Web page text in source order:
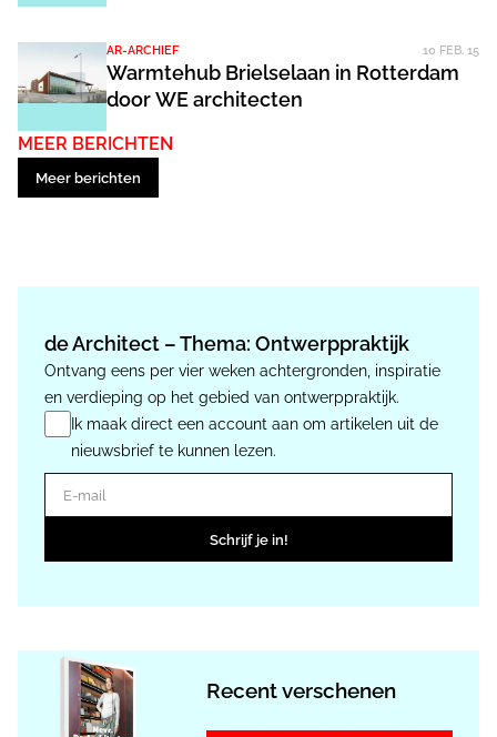
AR-ARCHIEF 10 FEB. 15
Warmtehub Brielselaan in Rotterdam
door WE architecten
MEER BERICHTEN
Meer berichten
de Architect – Thema: Ontwerppraktijk
Ontvang eens per vier weken achtergronden, inspiratie
en verdieping op het gebied van ontwerppraktijk.
Ik maak direct een account aan om artikelen uit de
nieuwsbrief te kunnen lezen.
E-mail
Schrijf je in!
Recent verschenen